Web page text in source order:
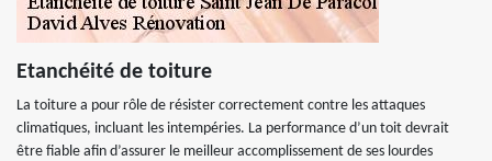
Etanchéité de toiture
La toiture a pour rôle de résister correctement contre les attaques
climatiques, incluant les intempéries. La performance d’un toit devrait
être fiable afin d’assurer le meilleur accomplissement de ses lourdes